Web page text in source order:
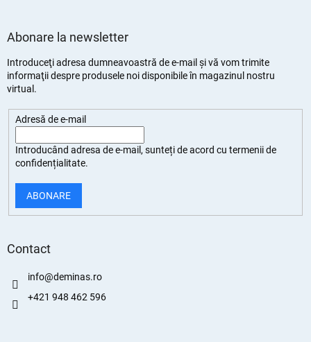
Abonare la newsletter
Introduceţi adresa dumneavoastră de e-mail şi vă vom trimite
informaţii despre produsele noi disponibile în magazinul nostru
virtual.
Adresă de e-mail
Introducând adresa de e-mail, sunteți deacord cu termenii de
confidențialitate.
ABONARE
Contact
info@deminas.ro
+421 948 462 596